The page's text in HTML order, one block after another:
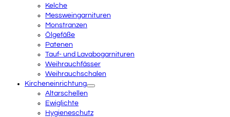
Kelche
Messweingarnituren
Monstranzen
Ölgefäße
Patenen
Tauf- und Lavabogarnituren
Weihrauchfässer
Weihrauchschalen
Kircheneinrichtung
Altarschellen
Ewiglichte
Hygieneschutz